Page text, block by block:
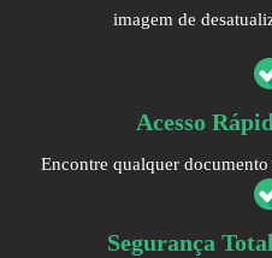
imagem de
Acesso
Encontre qualquer
Segurança